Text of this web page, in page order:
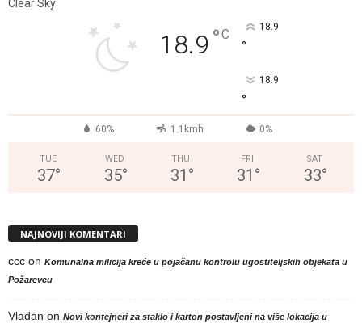
Clear Sky
18.9 °C 18.9
°
18.9
°
60% 1.1kmh 0%
TUE
37°
WED
35°
THU
31 °
FRI
31 °
SAT
33°
NAJNOVIJI KOMENTARI
ccc on Komunalna milicija kreće u pojačanu kontrolu ugostiteljskih objekata u
Požarevcu
Vladan on Novi kontejneri za staklo i karton postavljeni na više lokacija u